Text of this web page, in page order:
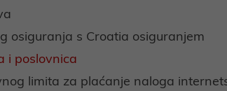
osiguranja s Croatia osiguranjem
i poslovnica
limita za plaćanje naloga